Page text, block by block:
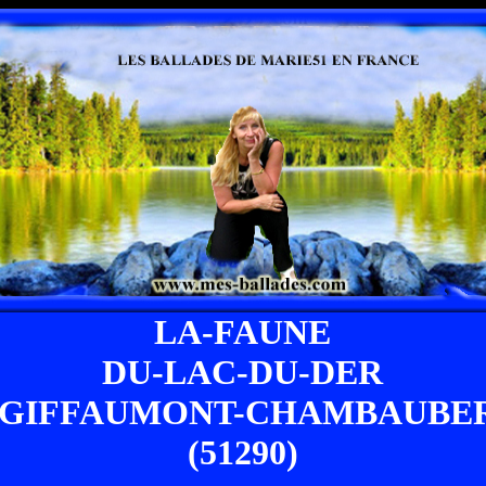
LA-FAUNE
DU-LAC-DU-DER
(51290)